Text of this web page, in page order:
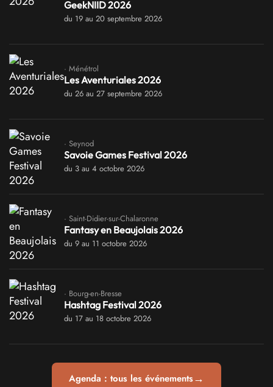
GeekNIID 2026
du 19 au 20 septembre 2026
· Ménétrol
Les Aventuriales 2026
du 26 au 27 septembre 2026
· Seynod
Savoie Games Festival 2026
du 3 au 4 octobre 2026
· Saint-Didier-sur-Chalaronne
Fantasy en Beaujolais 2026
du 9 au 11 octobre 2026
· Bourg-en-Bresse
Hashtag Festival 2026
du 17 au 18 octobre 2026
Agenda : tous les événements→